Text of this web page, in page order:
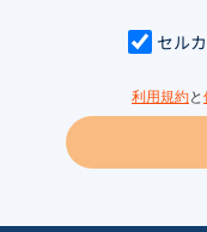
セル
利用規約と